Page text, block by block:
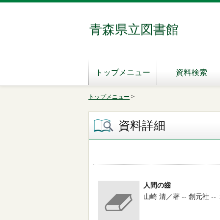
青森県立図書館
トップメニュー 資料検索
トップメニュー >
資料詳細
人間の齒
山崎 清／著 -- 創元社 --